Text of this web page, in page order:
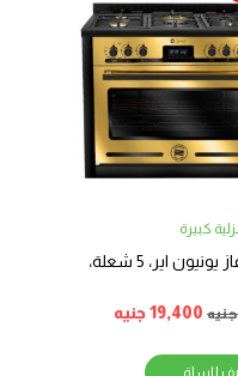
كبيرة
بوتجاز غاز يونيون اير، 5 شعلة،
جنيه 19,400جنيه
للسلة